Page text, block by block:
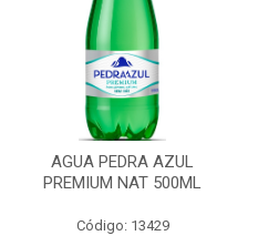
AGUA PEDRA AZUL
PREMIUM NAT 500ML
Código: 13429